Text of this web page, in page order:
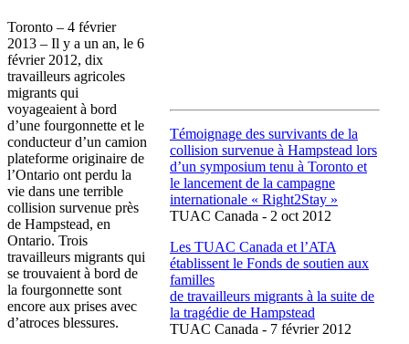
Témoignage des survivants de la
collision survenue à Hampstead lors
d’un symposium tenu à Toronto et
le lancement de la campagne
internationale « Right2Stay »
TUAC Canada - 2 oct 2012
Les TUAC Canada et l’ATA
établissent le Fonds de soutien aux
familles
de travailleurs migrants à la suite de
la tragédie de Hampstead
TUAC Canada - 7 février2012
Toronto – 4 février
2013 – Il y a un an, le 6
février2012, dix
travailleurs agricoles
migrants qui
voyageaient à bord
d’une fourgonnette et le
conducteur d’un camion
plateforme originaire de
l’Ontario ont perdu la
vie dans une terrible
collision survenue près
de Hampstead, en
Ontario. Trois
travailleurs migrants qui
se trouvaient à bord de
la fourgonnette sont
encore aux prises avec
d’atroces blessures.